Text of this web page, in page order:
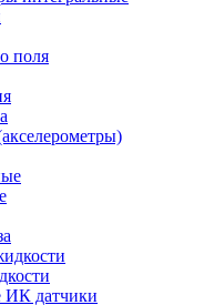
поля
ИК датчики